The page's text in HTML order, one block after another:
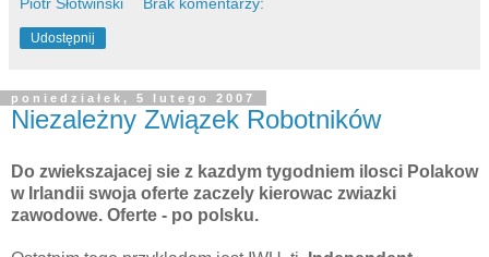
Udostępnij
poniedziałek, 5 lutego 2007
Niezależny Związek Robotników
Do zwiekszajacej sie z kazdym tygodniem ilosci Polakow
w Irlandii swoja oferte zaczely kierowac zwiazki
zawodowe. Oferte - po polsku.